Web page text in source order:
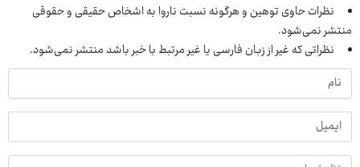
نظرات حاوی توهین و هرگونه نسبت ناروا به اشخاص حقیقی و حقوقی
منتشر نمی‌شود.
نظراتی که غیر از زبان فارسی یا غیر مرتبط با خبر باشد منتشر نمی‌شود.